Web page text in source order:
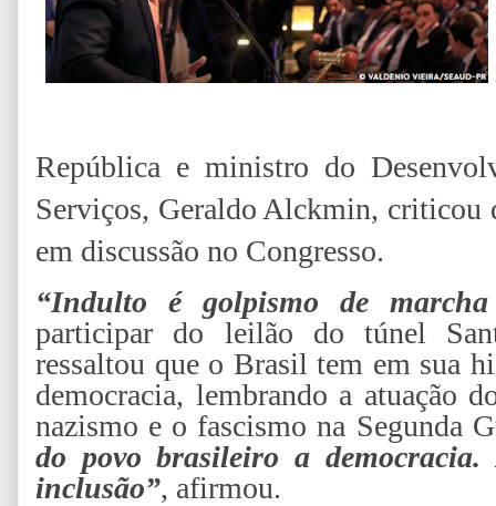
República e ministro do
Serviços, Geraldo Alckmin, criticou
em discussão no Congresso.
“Indulto é golpismo de
participar do leilão do túnel
ressaltou que o Brasil tem em sua
democracia, lembrando a atuação
nazismo e o fascismo na Segunda
do povo brasileiro a
inclusão”, afirmou.